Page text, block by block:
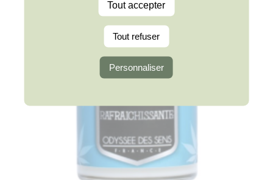
Tout accepter
Tout refuser
Personnaliser